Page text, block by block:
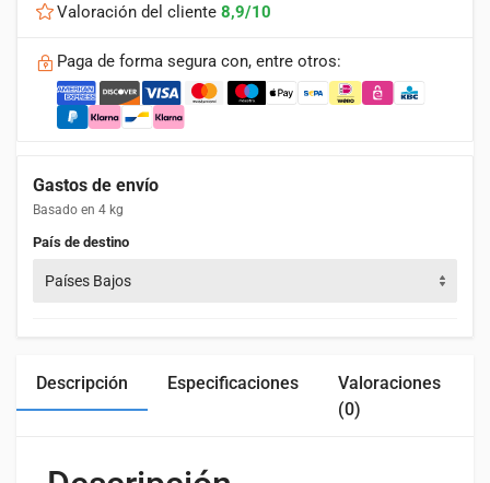
Valoración del cliente 8,9/10
Paga de forma segura con, entre otros:
Gastos de envío
Basado en 4 kg
País de destino
Países Bajos
Descripción Especificaciones
Valoraciones
(0)